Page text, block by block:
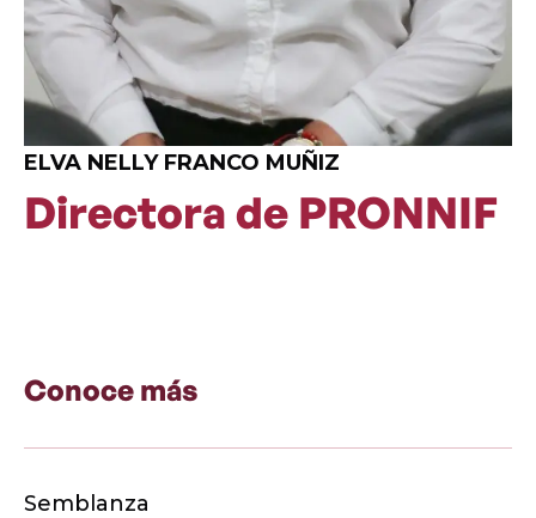
ELVA NELLY FRANCO MUÑIZ
Directora de PRONNIF
Conoce más
Semblanza